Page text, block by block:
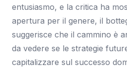
entusiasmo, e la critica ha
apertura per il genere, il
suggerisce che il cammino è
da vedere se le strategie
capitalizzare sul successo